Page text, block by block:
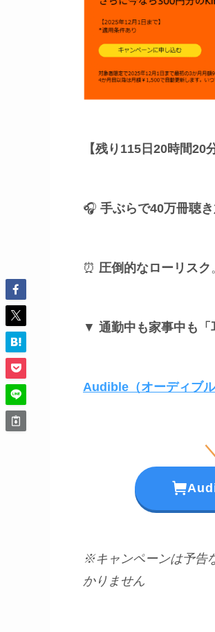
【残り115日20時間20
🎧 手ぶらで40万冊聴
⏰ 圧倒的なローリスク
▼ 通勤中も家事中も
Audible（オーディブ
※キャンペーンは予告
かりません